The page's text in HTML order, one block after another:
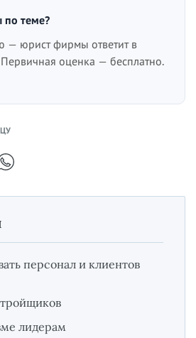
по теме?
— юрист фирмы ответит в
оценка — бесплатно.
персонал и клиентов
лидерам